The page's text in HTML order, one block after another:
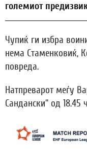
големиот
Чупиќ ги избра
нема Стаменковиќ,
повреда.
Натпреварот меѓу
Сандански“ од 18.45